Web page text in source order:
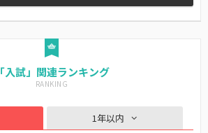
「入試」関連ランキング
1年以内